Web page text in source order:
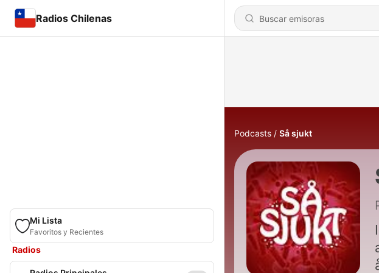
Radios Chilenas
Mi Lista
Favoritos y Recientes
Radios
Podcasts Så sjukt